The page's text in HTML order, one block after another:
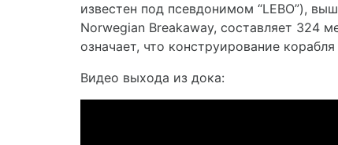
известен под псевдонимом “LEBO”),
Norwegian Breakaway, составляет 324
означает, что конструирование
Видео выхода из дока: